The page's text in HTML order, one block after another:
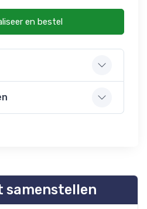
en bestel
samenstellen